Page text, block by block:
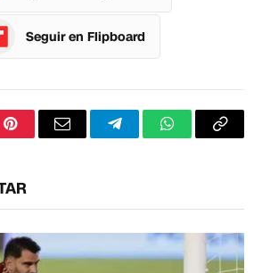
Seguir en Flipboard
PinterestCorreoTelegramWhatsApp